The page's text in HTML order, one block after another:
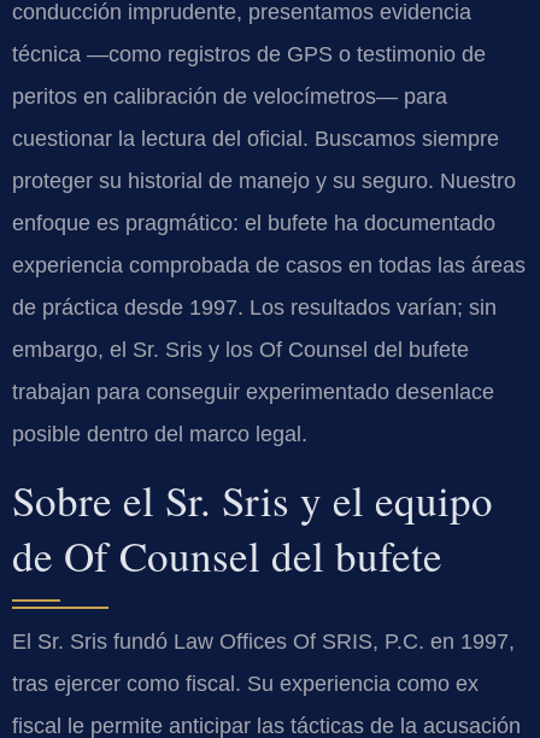
conducción imprudente, presentamos evidencia
técnica —como registros de GPS o testimonio de
peritos en calibración de velocímetros— para
cuestionar la lectura del oficial. Buscamos siempre
proteger su historial de manejo y su seguro. Nuestro
enfoque es pragmático: el bufete ha documentado
experiencia comprobada de casos en todas las áreas
de práctica desde 1997. Los resultados varían; sin
embargo, el Sr. Sris y los Of Counsel del bufete
trabajan para conseguir experimentado desenlace
posible dentro del marco legal.
Sobre el Sr. Sris y el equipo
de Of Counsel del bufete
El Sr. Sris fundó Law Offices Of SRIS, P.C. en 1997,
tras ejercer como fiscal. Su experiencia como ex
fiscal le permite anticipar las tácticas de la acusación